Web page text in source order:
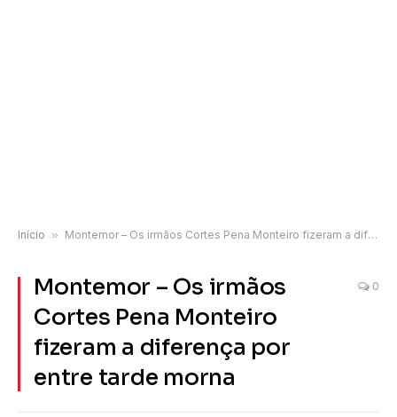
Início » Montemor – Os irmãos Cortes Pena Monteiro fizeram a diferença por entre tarde morna
Montemor – Os irmãos
Cortes Pena Monteiro
fizeram a diferença por
entre tarde morna
0